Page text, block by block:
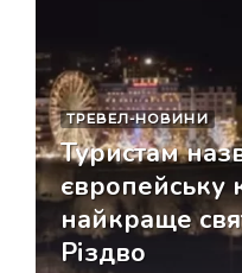
ТРЕВЕЛ-НОВИНИ
Туристам
європейську
найкраще
Різдво